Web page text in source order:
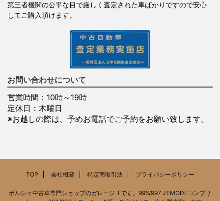
第三者機関の公平な目で厳しく査定された車ばかりですので安心
してご購入頂けます。
お問い合わせについて
営業時間：10時～19時
定休日：木曜日
※お越しの際は、予めお電話でご予約をお願い致します。
TOP 会社概要 特定商取引法 プライバシーポリシー
ポルシェ中古車専門ショップのガレージＪです。996/997 JTMODEコンプリ